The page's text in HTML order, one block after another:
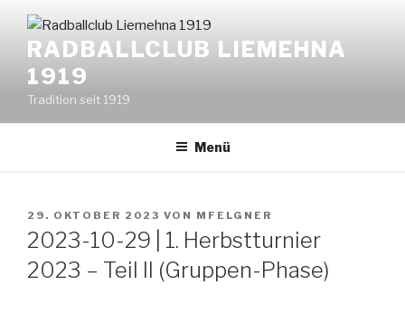
Inhalt
springen
+++ Folge uns auf
RADBALLCLUB LIEMEHNA
1919
Tradition seit 1919
Menü
VERÖFFENTLICHT
AM
29. OKTOBER 2023 VON MFELGNER
2023-10-29 | 1. Herbstturnier
2023 – Teil II (Gruppen-Phase)